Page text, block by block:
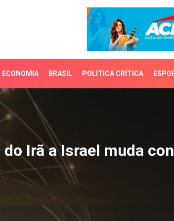
ECONOMIA BRASIL POLÍTICA CRÍTICA
a Israel muda
Irã a Israel muda